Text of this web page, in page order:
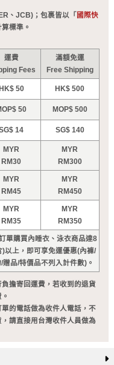
、JCB)；包裹皆以「 國際快
標準。
運費
Fees
滿額免運
Free Shipping
HK$ 50 HK$ 500
50 MOP$ 500
14 SG$ 140
MYR
RM30
MYR
RM300
MYR
RM45
MYR
RM450
MYR
RM35
MYR
RM350
單購買內睡衣、泳衣商品達8
)以上，即可享免運優惠(內褲/
贈品/特價品不列入計件數)。
擔寄回運費，若收到的退貨
的電話做為收件人電話，不
請直接用台灣收件人員做為